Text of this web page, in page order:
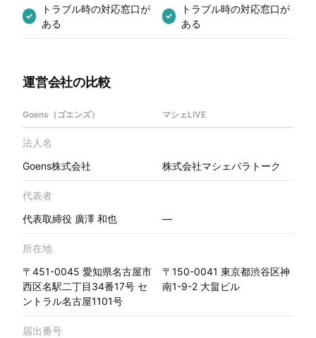
✓
トラブル時の対応窓口が
ある
✓
トラブル時の対応窓口が
ある
運営会社の比較
Goens（ゴエンズ） マシェLIVE
法人名
Goens株式会社
株式会社マシェバラトーク
代表者
代表取締役 廣澤 和也
—
所在地
〒451-0045 愛知県名古屋市
西区名駅二丁目34番17号 セ
ントラル名古屋1101号
〒150-0041 東京都渋谷区神
南1-9-2 大畠ビル
届出番号